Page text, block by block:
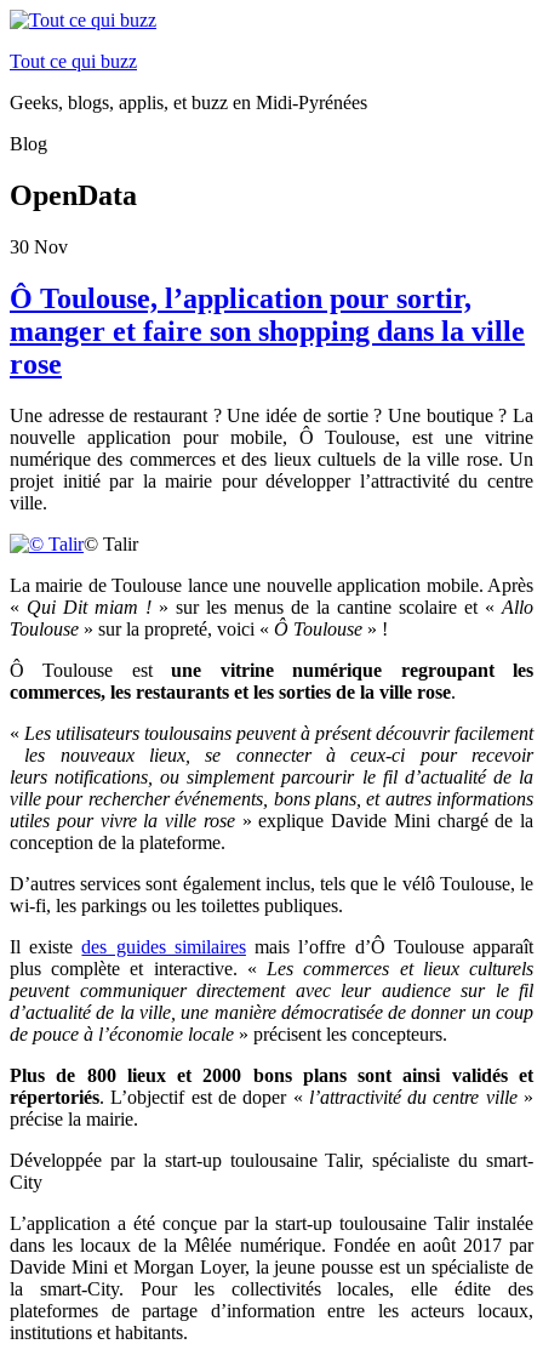
Tout ce qui buzz
Geeks, blogs, applis, et buzz en Midi-Pyrénées
Blog
OpenData
30 Nov
Ô Toulouse, l’application pour sortir,
manger et faire son shopping dans la ville
rose
Une adresse de restaurant ? Une idée de sortie ? Une boutique ? La
nouvelle application pour mobile, Ô Toulouse, est une vitrine
numérique des commerces et des lieux cultuels de la ville rose. Un
projet initié par la mairie pour développer l’attractivité du centre
ville.
© Talir
La mairie de Toulouse lance une nouvelle application mobile. Après
« Qui Dit miam ! » sur les menus de la cantine scolaire et « Allo
Toulouse » sur la propreté, voici « Ô Toulouse » !
Ô Toulouse estune vitrine numérique regroupant les
commerces, les restaurants et les sorties de la ville rose.
« Les utilisateurs toulousains peuvent à présent découvrir facilement
les nouveaux lieux, se connecter à ceux-ci pour recevoir
leurs notifications, ou simplement parcourir le fil d’actualité de la
ville pour rechercher événements, bons plans, et autres informations
utiles pour vivre la ville rose» explique Davide Mini chargé de la
conception de la plateforme.
D’autres services sont également inclus, tels que le vélô Toulouse, le
wi-fi, les parkings ou les toilettes publiques.
Il existedes guides similairesmais l’offre d’Ô Toulouse apparaît
plus complète et interactive. « Les commerces et lieux culturels
peuvent communiquer directement avec leur audience sur le fil
d’actualité de la ville, une manière démocratisée de donner un coup
de pouce à l’économie locale » précisent les concepteurs.
Plus de 800 lieux et 2000 bons plans sont ainsi validés et
répertoriés. L’objectif est de doper « l’attractivité du centre ville»
précise la mairie.
Développée par la start-up toulousaine Talir, spécialiste du smart-
City
L’application a été conçue par la start-up toulousaine Talir instalée
dans les locaux de la Mêlée numérique. Fondée en août 2017 par
Davide Mini et Morgan Loyer, la jeune pousse est un spécialiste de
la smart-City. Pour les collectivités locales, elle édite des
plateformes de partage d’information entre les acteurs locaux,
institutions et habitants.